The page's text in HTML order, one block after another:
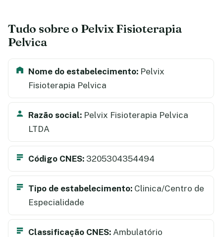
Tudo sobre o Pelvix Fisioterapia
Pelvica
Nome do estabelecimento: Pelvix
Fisioterapia Pelvica
Razão social: Pelvix Fisioterapia Pelvica
LTDA
Código CNES: 3205304354494
Tipo de estabelecimento: Clinica/Centro de
Especialidade
Classificação CNES: Ambulatório